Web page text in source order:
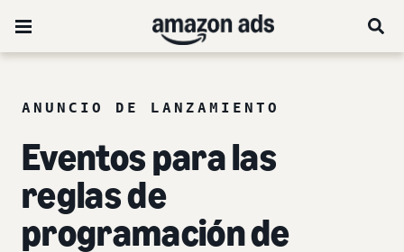
ANUNCIO DE LANZAMIENTO
Eventos para las
reglas de
programación de